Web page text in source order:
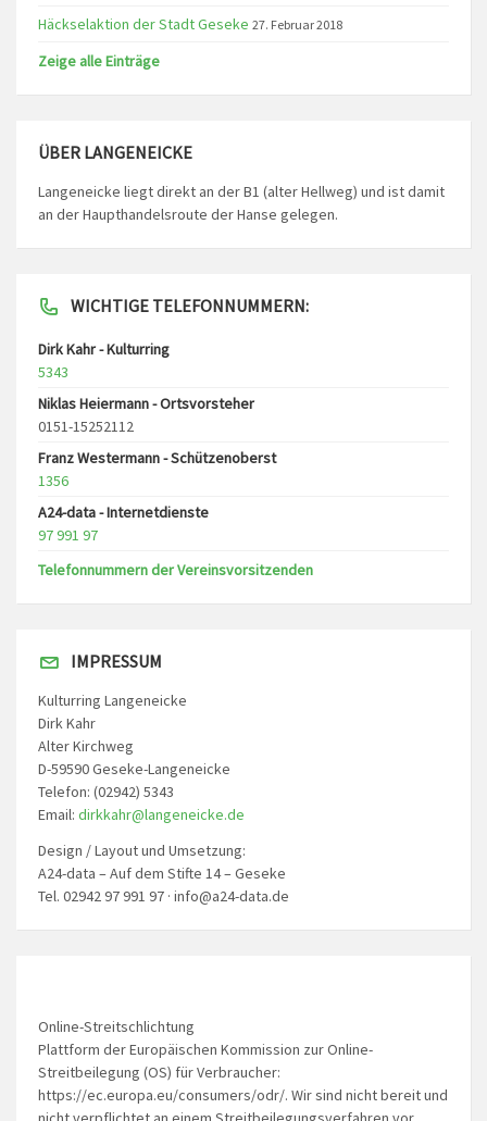
Häckselaktion der Stadt Geseke 27. Februar 2018
Zeige alle Einträge
ÜBER LANGENEICKE
Langeneicke liegt direkt an der B1 (alter Hellweg) und ist damit
an der Haupthandelsroute der Hanse gelegen.
WICHTIGE TELEFONNUMMERN:
Dirk Kahr - Kulturring
5343
Niklas Heiermann - Ortsvorsteher
0151-15252112
Franz Westermann - Schützenoberst
1356
A24-data - Internetdienste
97 991 97
Telefonnummern der Vereinsvorsitzenden
IMPRESSUM
Kulturring Langeneicke
Dirk Kahr
Alter Kirchweg
D-59590 Geseke-Langeneicke
Telefon: (02942) 5343
Email: dirkkahr@langeneicke.de
Design / Layout und Umsetzung:
A24-data – Auf dem Stifte 14 – Geseke
Tel. 02942 97 991 97 · info@a24-data.de
Online-Streitschlichtung
Plattform der Europäischen Kommission zur Online-
Streitbeilegung (OS) für Verbraucher:
https://ec.europa.eu/consumers/odr/. Wir sind nicht bereit und